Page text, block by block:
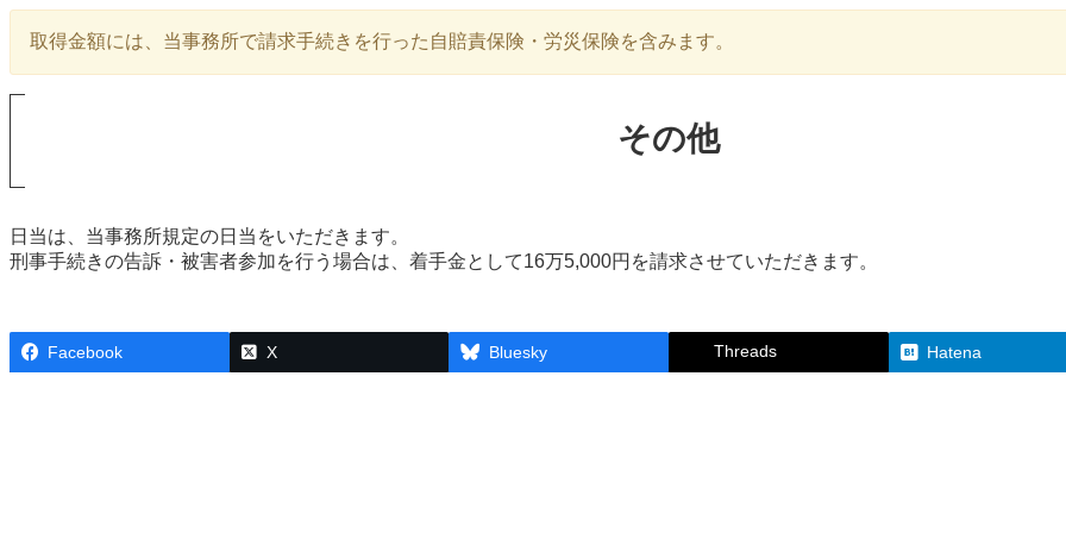
取得金額には、当事務所で請求手続きを行った自賠責保険・労災保険を含みます。
その他
日当は、当事務所規定の日当をいただきます。
刑事手続きの告訴・被害者参加を行う場合は、着手金として16万5,000円を請求させていただきます。
Facebook X Bluesky Threads Hatena